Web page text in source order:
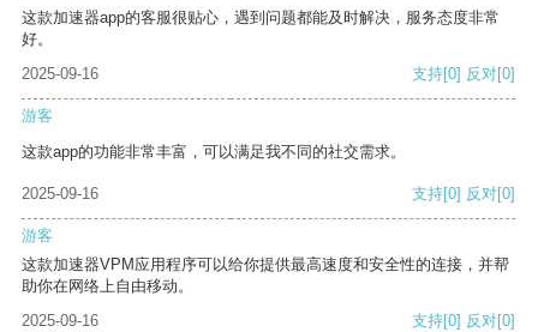
这款加速器app的客服很贴心，遇到问题都能及时解决，服务态度非常
好。
2025-09-16
支持[0] 反对[0]
游客
这款app的功能非常丰富，可以满足我不同的社交需求。
2025-09-16 支持[0] 反对[0]
游客
这款加速器VPM应用程序可以给你提供最高速度和安全性的连接，并帮
助你在网络上自由移动。
2025-09-16
支持[0] 反对[0]